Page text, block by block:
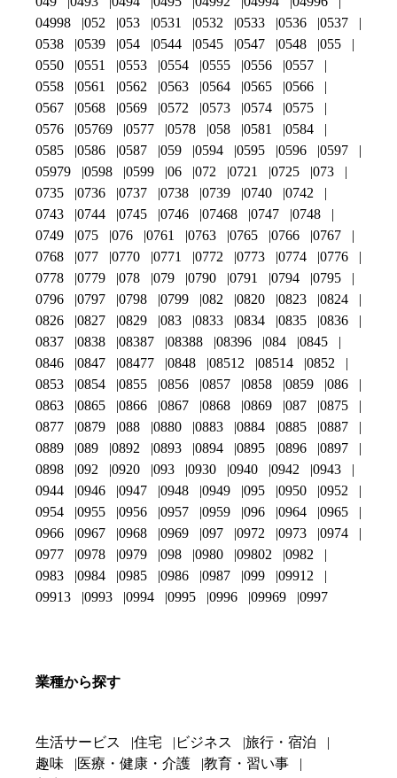
04998
052 053 0531 0532 0533 0536
0537
0538
0539 054 0544 0545 0547 0548
055
0550
0551 0553 0554 0555 0556
0557
0558
0561 0562 0563 0564 0565
0566
0567
0568 0569 0572 0573 0574
0575
0576
05769 0577 0578 058 0581
0584
0585
0586 0587 059 0594 0595 0596
0597
05979
0598 0599 06 072 0721 0725
073
0735
0736 0737 0738 0739 0740
0742
0743
0744 0745 0746 07468 0747
0748
0749
075 076 0761 0763 0765 0766
0767
0768
077 0770 0771 0772 0773 0774
0776
0778
0779 078 079 0790 0791 0794
0795
0796
0797 0798 0799 082 0820 0823
0824
0826
0827 0829 083 0833 0834 0835
0836
0837
0838 08387 08388 08396 084
0845
0846
0847 08477 0848 08512 08514
0852
0853
0854 0855 0856 0857 0858 0859
086
0863
0865 0866 0867 0868 0869 087
0875
0877
0879 088 0880 0883 0884 0885
0887
0889
089 0892 0893 0894 0895 0896
0897
0898
092 0920 093 0930 0940 0942
0943
0944
0946 0947 0948 0949 095 0950
0952
0954
0955 0956 0957 0959 096 0964
0965
0966
0967 0968 0969 097 0972 0973
0974
0977
0978 0979 098 0980 09802
0982
0983
0984 0985 0986 0987 099
09912
09913
0993 0994 0995 0996 09969 0997
業種から探す
生活サービス 住宅 ビジネス
旅行・宿泊
趣味
医療・健康・介護
教育・習い事